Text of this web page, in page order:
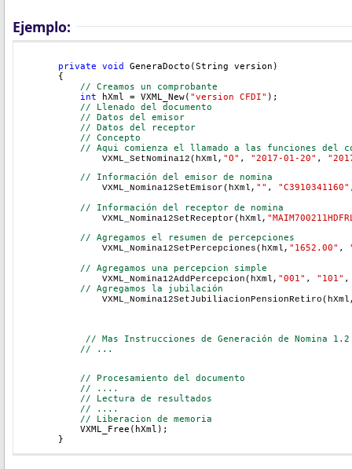
Ejemplo:
private void
GeneraDocto(String version)
{
// Creamos un comprobante
int hXml = VXML_New( "version CFDI" );
// Llenado del documento
// Datos del emisor
// Datos del receptor
// Concepto
// Aqui comienza el llamado a las funciones del
	VXML_SetNomina12(hXml,
"O" , "2017-01-20" ,
    // Información del emisor de nomina
	VXML_Nomina12SetEmisor(hXml,
"" , "C3910341160"
    // Información del receptor de nomina
	VXML_Nomina12SetReceptor(hXml,
    // Agregamos el resumen de percepciones
	VXML_Nomina12SetPercepciones(hXml,
"1652.00" ,
    // Agregamos una percepcion simple
	VXML_Nomina12AddPercepcion(hXml,
"001" , "101"
    // Agregamos la jubilación
     // Mas Instrucciones de Generación de Nomina 1.2
    // ...
// Procesamiento del documento
// ....
// Lectura de resultados
// ....
// Liberacion de memoria
    VXML_Free(hXml);
}